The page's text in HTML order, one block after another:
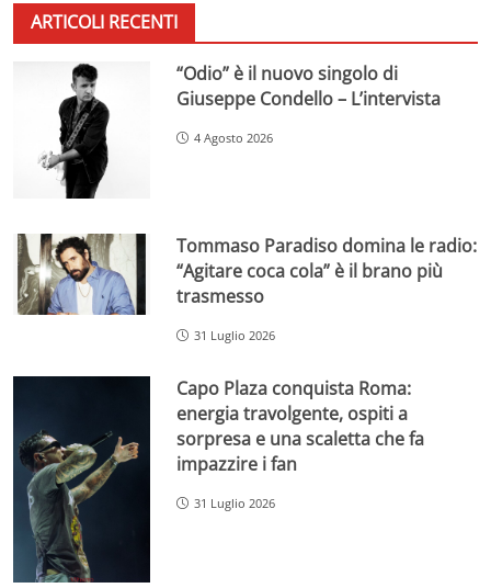
ARTICOLI RECENTI
“Odio” è il nuovo singolo di
Giuseppe Condello – L’intervista
4 Agosto 2026
Tommaso Paradiso domina le radio:
“Agitare coca cola” è il brano più
trasmesso
31 Luglio 2026
Capo Plaza conquista Roma:
energia travolgente, ospiti a
sorpresa e una scaletta che fa
impazzire i fan
31 Luglio 2026